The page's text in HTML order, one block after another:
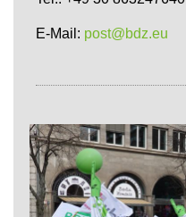
E-Mail: post@bdz.eu